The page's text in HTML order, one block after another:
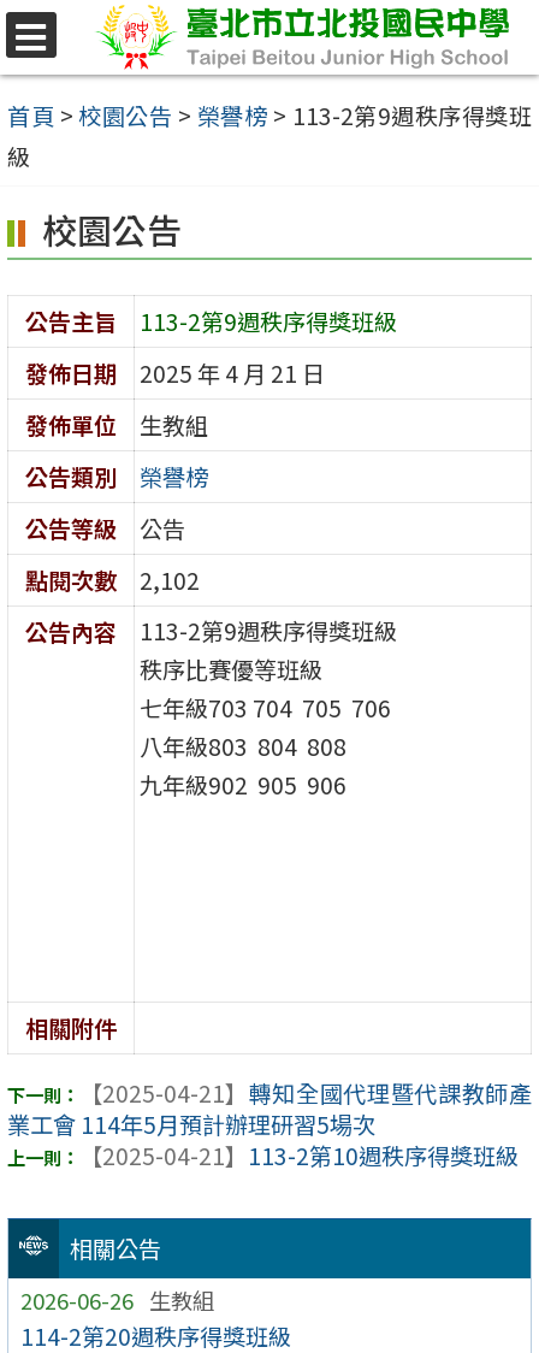
跳
至
主
要
容
區
首頁 >校園公告 > 榮譽榜 > 113-2第9週秩序得獎班
級
相關公告
2026-06-26 生教組
114-2第20週秩序得獎班級
校園公告
公告主旨
113-2第9週秩序得獎班級
發佈日期
2025 年 4 月 21 日
發佈單位
生教組
公告類別
榮譽榜
公告等級
公告
點閱次數
2,102
公告內容
113-2第9週秩序得獎班級
秩序比賽優等班級
七年級703 704 705 706
八年級803 804 808
九年級902 905 906
相關附件
【2025-04-21】 轉知全國代理暨代課教師產
業工會 114年5月預計辦理研習5場次
【2025-04-21】 113-2第10週秩序得獎班級
選
單